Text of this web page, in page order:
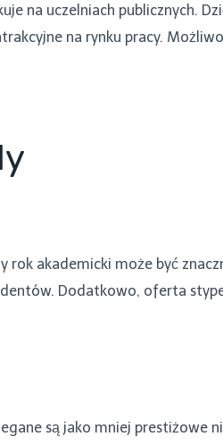
na uczelniach publicznych.
na rynku pracy.
rok akademicki może być
Dodatkowo, oferta
są jako mniej prestiżowe